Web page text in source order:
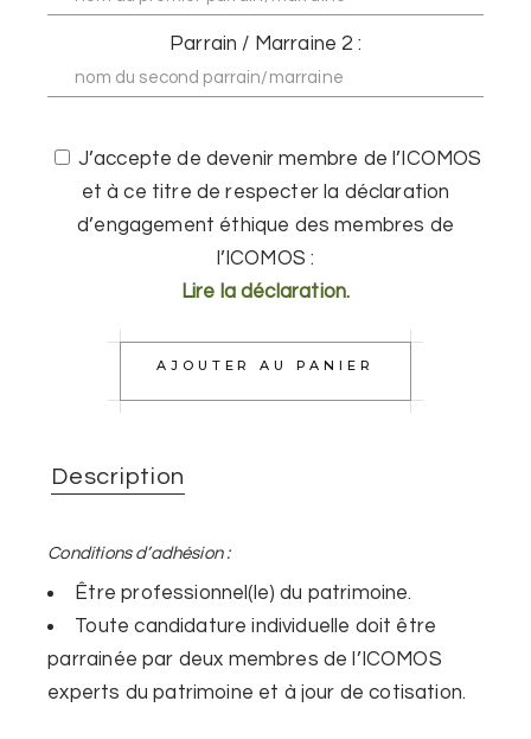
Parrain / Marraine 2 :
J’accepte de devenir membre de l’ICOMOS
et à ce titre de respecter la déclaration
d’engagement éthique des membres de
l’ICOMOS :
Lire la déclaration.
AJOUTER AU PANIER
Description
Conditionsd’adhésion :
Être professionnel(le) du patrimoine.
Toute candidature individuelle doit être
parrainée par deux membres de l’ICOMOS
experts du patrimoine et à jour de cotisation.